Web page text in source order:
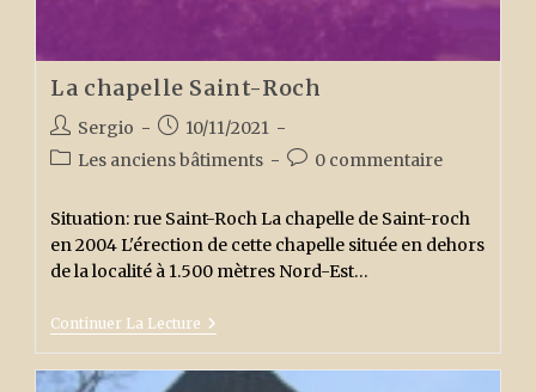
La chapelle Saint-Roch
Auteur/autrice
de
Sergio
Publication
publiée :
10/11/2021
PostLes anciens bâtiments
Commentaires
la
publication :
0 commentaire
Situation: rue Saint-Roch La chapelle de Saint-roch
en 2004 L'érection de cette chapelle située en dehors
de la localité à 1.500 mètres Nord-Est…
Continuer La Lecture La